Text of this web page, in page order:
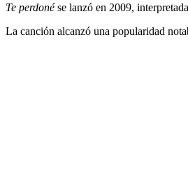
Te perdonése lanzó en 2009,
La canción alcanzó una popularidad